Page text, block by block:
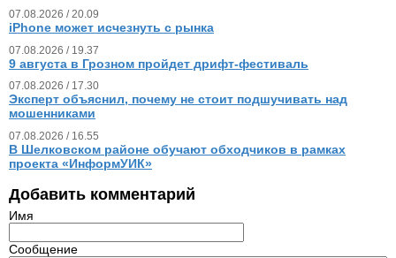
07.08.2026 / 20.09
iPhone может исчезнуть с рынка
07.08.2026 / 19.37
9 августа в Грозном пройдет дрифт-фестиваль
07.08.2026 / 17.30
Эксперт объяснил, почему не стоит подшучивать над
мошенниками
07.08.2026 / 16.55
В Шелковском районе обучают обходчиков в рамках
проекта «ИнформУИК»
Добавить комментарий
Имя
Сообщение